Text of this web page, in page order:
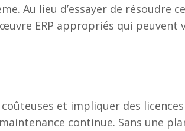
Au lieu d’essayer de résoudre
ERP appropriés qui peuvent
et impliquer des
continue. Sans une